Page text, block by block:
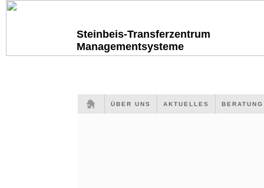
Steinbeis-Transferzentrum
Managementsysteme
ÜBER UNS AKTUELLES